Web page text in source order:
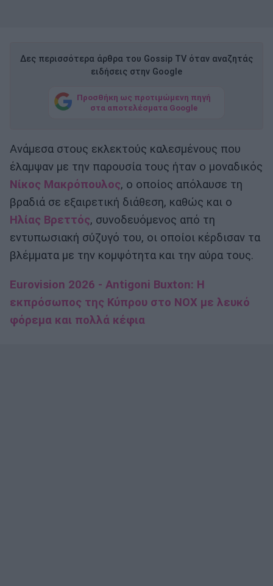
Δες περισσότερα άρθρα του Gossip TV όταν αναζητάς
ειδήσεις στην Google
Προσθήκη ως προτιμώμενη πηγή
στα αποτελέσματα Google
Ανάμεσα στους εκλεκτούς καλεσμένους που
έλαμψαν με την παρουσία τους ήταν ο μοναδικός
Νίκος Μακρόπουλος, ο οποίος απόλαυσε τη
βραδιά σε εξαιρετική διάθεση, καθώς και ο
Ηλίας Βρεττός, συνοδευόμενος από τη
εντυπωσιακή σύζυγό του, οι οποίοι κέρδισαν τα
βλέμματα με την κομψότητα και την αύρα τους.
Eurovision 2026 - Antigoni Buxton: Η
εκπρόσωπος της Κύπρου στο NOX με λευκό
φόρεμα και πολλά κέφια